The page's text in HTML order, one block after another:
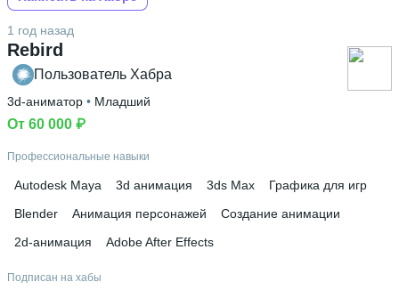
Rebird
1 год назад
Пользователь Хабра
3d-аниматор • Младший
От 60 000 ₽
Профессиональные навыки
Autodesk Maya 3d анимация 3ds Max
Графика для игр
Blender
Анимация персонажей
Создание анимации
2d-анимация
Adobe After Effects
Подписан на хабы